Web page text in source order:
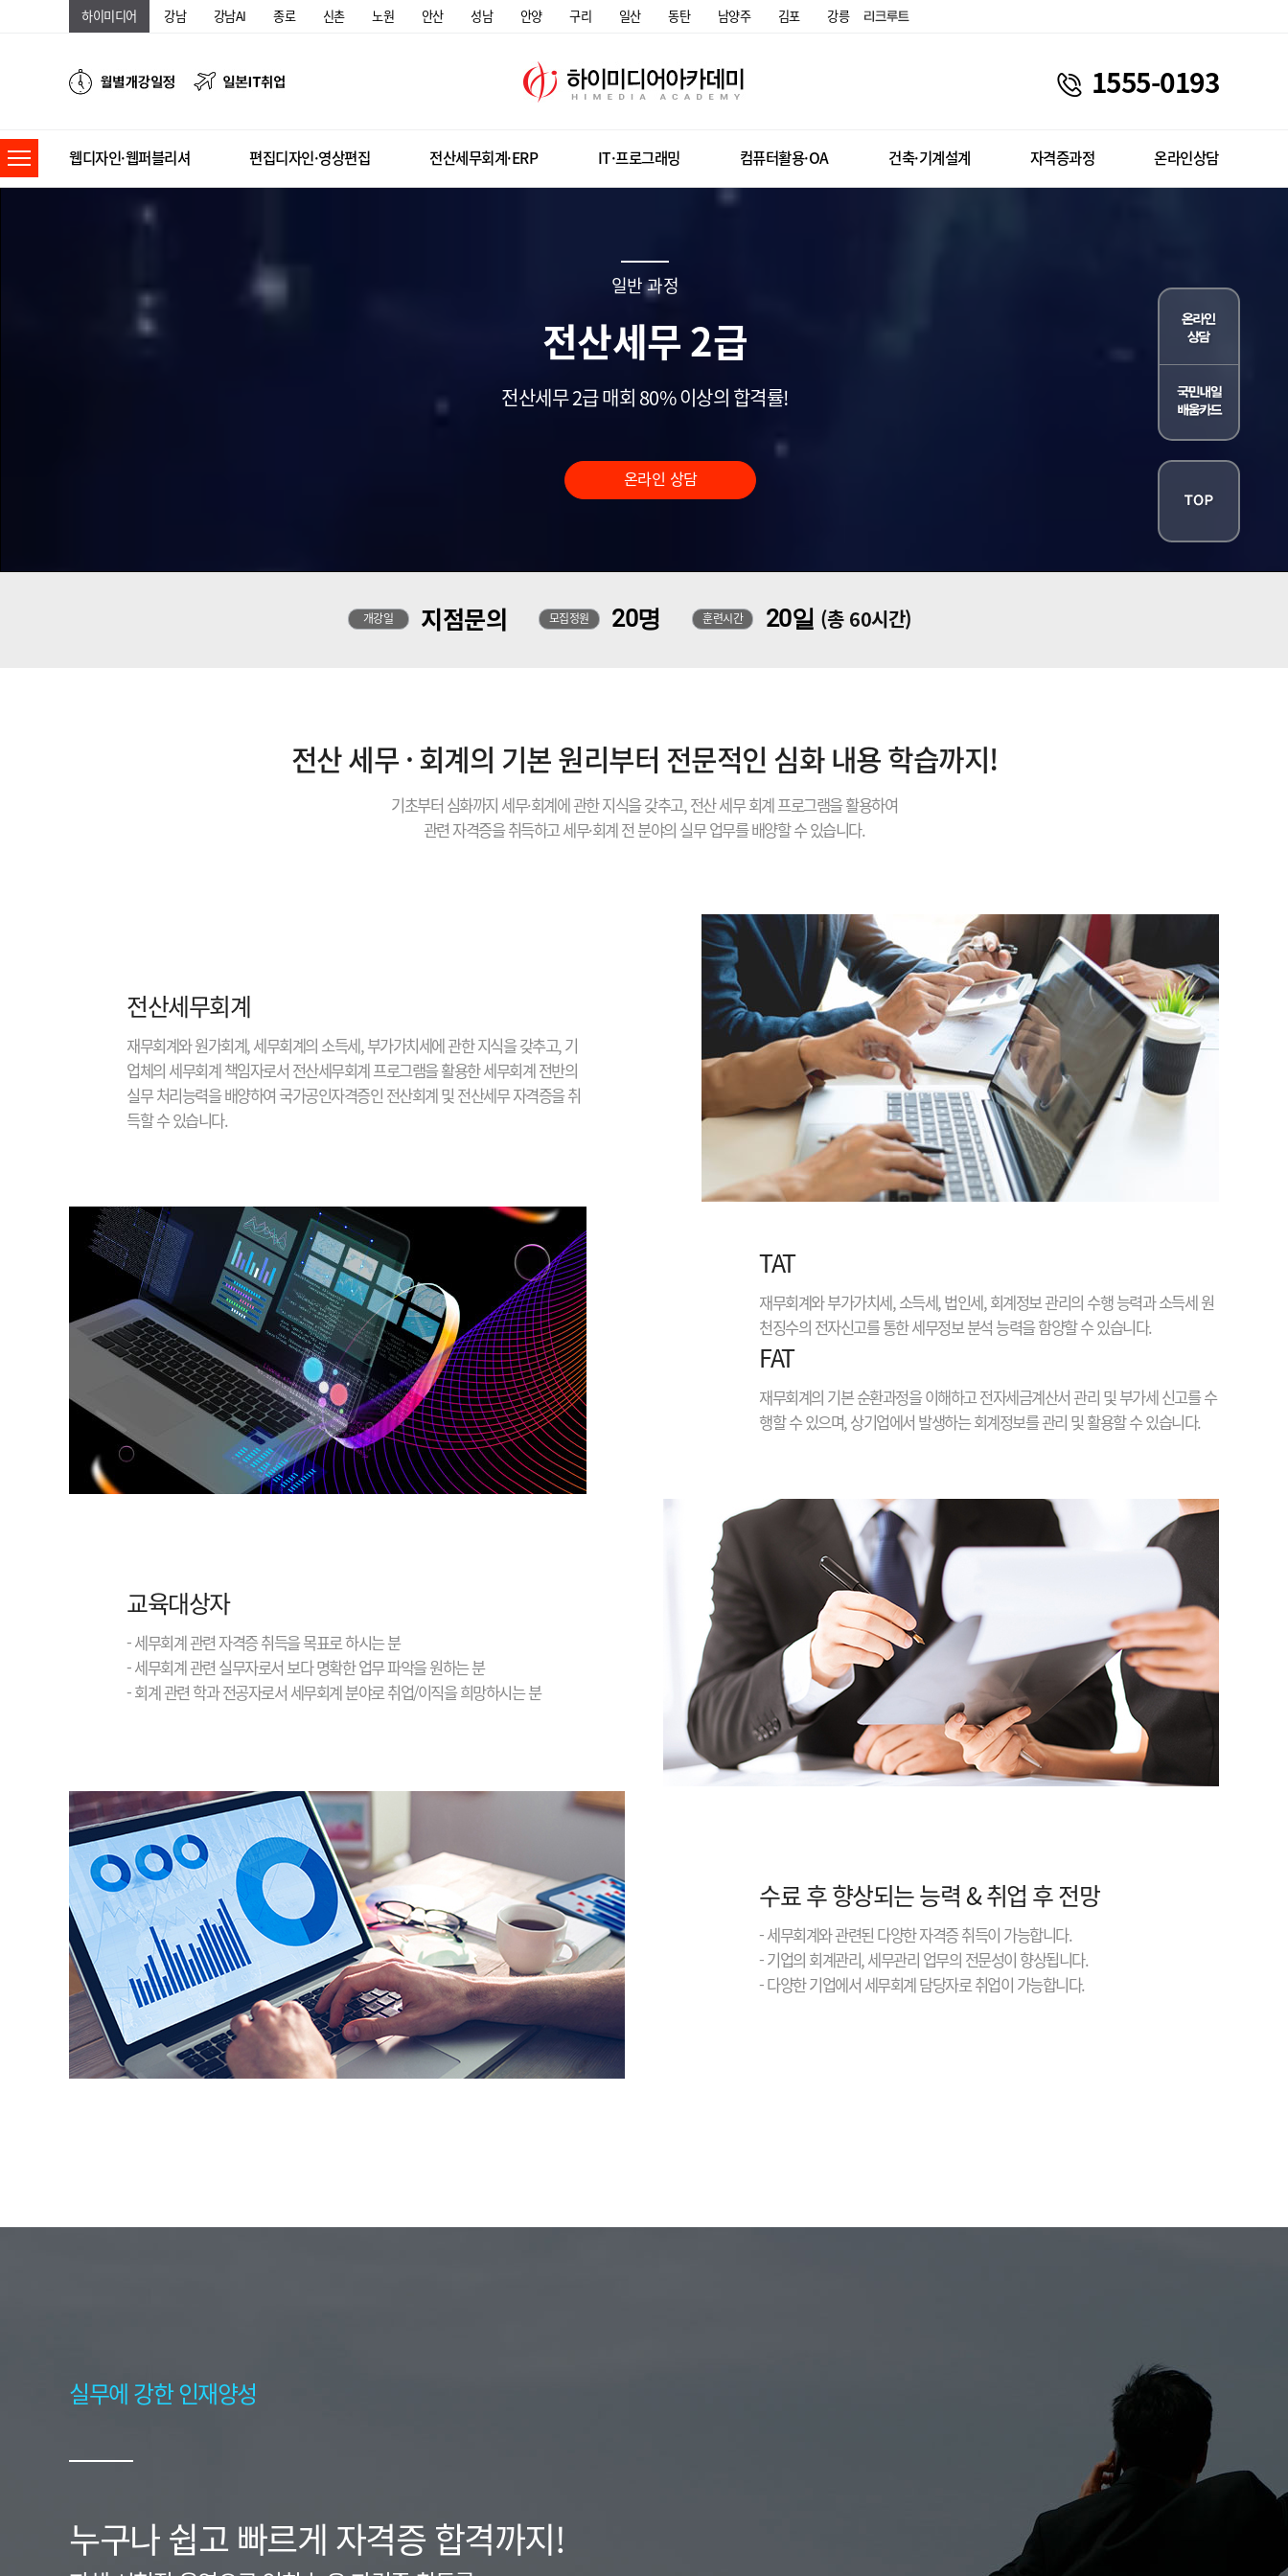
하이미디어 강남 강남AI 종로 신촌 노원 안산 성남 안양 구리 일산 동탄 남양주 김포 강릉
1555-0193
웹디자인·웹퍼블리셔 편집디자인·영상편집 전산세무회계·ERP IT·프로그래밍 컴퓨터활용·OA 건축·기계설계 자격증과정 온라인상담
일반 과정
전산세무 2급
전산세무 2급 매회 80% 이상의 합격률!
온라인 상담
개강일 지점문의 모집정원 20명 훈련시간 20일 (총 60시간)
전산 세무 · 회계의 기본 원리부터 전문적인 심화 내용 학습까지!
기초부터 심화까지 세무·회계에 관한 지식을 갖추고, 전산 세무 회계 프로그램을 활용하여
관련 자격증을 취득하고 세무·회계 전 분야의 실무 업무를 배양할 수 있습니다.
전산세무회계
재무회계와 원가회계, 세무회계의 소득세, 부가가치세에 관한 지식을 갖추고, 기
업체의 세무회계 책임자로서 전산세무회계 프로그램을 활용한 세무회계 전반의
실무 처리능력을 배양하여 국가공인자격증인 전산회계 및 전산세무 자격증을 취
득할 수 있습니다.
TAT
재무회계와 부가가치세, 소득세, 법인세, 회계정보 관리의 수행 능력과 소득세 원
천징수의 전자신고를 통한 세무정보 분석 능력을 함양할 수 있습니다.
FAT
재무회계의 기본 순환과정을 이해하고 전자세금계산서 관리 및 부가세 신고를 수
행할 수 있으며, 상기업에서 발생하는 회계정보를 관리 및 활용할 수 있습니다.
교육대상자
- 세무회계 관련 자격증 취득을 목표로 하시는 분
- 세무회계 관련 실무자로서 보다 명확한 업무 파악을 원하는 분
- 회계 관련 학과 전공자로서 세무회계 분야로 취업/이직을 희망하시는 분
수료 후 향상되는 능력 & 취업 후 전망
- 세무회계와 관련된 다양한 자격증 취득이 가능합니다.
- 기업의 회계관리, 세무관리 업무의 전문성이 향상됩니다.
- 다양한 기업에서 세무회계 담당자로 취업이 가능합니다.
실무에 강한 인재양성
누구나 쉽고 빠르게 자격증 합격까지!